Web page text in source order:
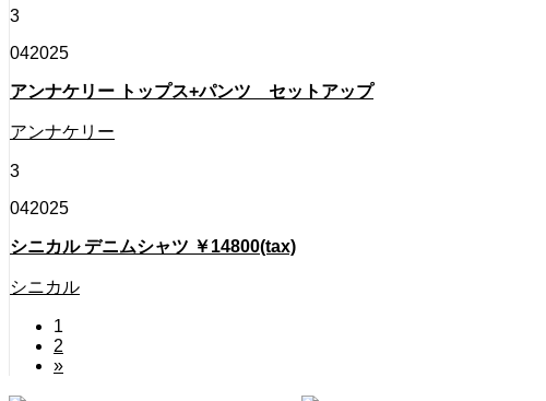
3
042025
アンナケリー トップス+パンツ セットアップ
アンナケリー
3
042025
シニカル デニムシャツ ￥14800(tax)
シニカル
1
2
»